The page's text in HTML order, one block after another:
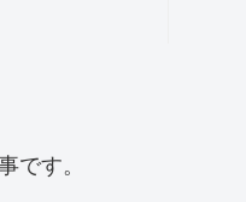
です。